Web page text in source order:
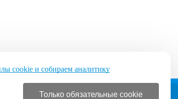
cookie и собираем аналитику
Только обязательные cookie